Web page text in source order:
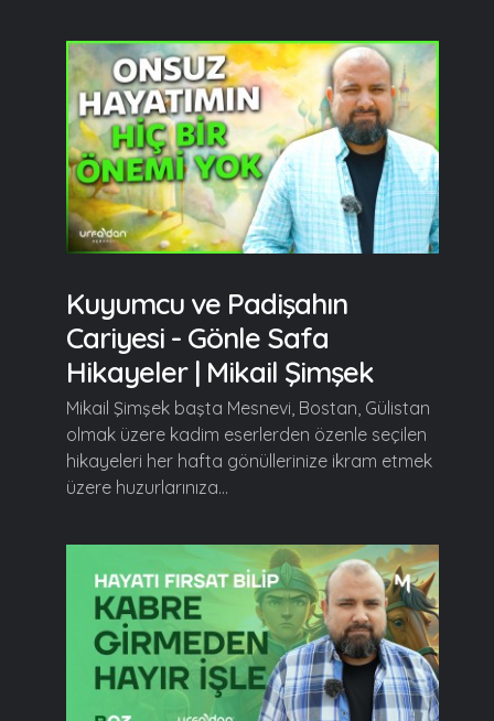
Kuyumcu ve Padişahın
Cariyesi - Gönle Safa
Hikayeler | Mikail Şimşek
Mikail Şimşek başta Mesnevi, Bostan, Gülistan
olmak üzere kadim eserlerden özenle seçilen
hikayeleri her hafta gönüllerinize ikram etmek
üzere huzurlarınıza...